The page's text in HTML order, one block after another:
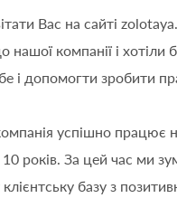
Вас на сайті
нашої компанії і хотіли
і допомогти зробити
успішно працює
років. За цей час ми
базу з